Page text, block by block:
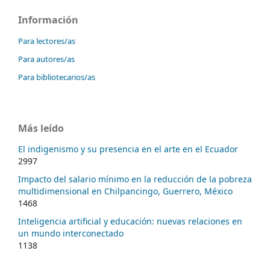
Información
Para lectores/as
Para autores/as
Para bibliotecarios/as
Más leído
El indigenismo y su presencia en el arte en el Ecuador
2997
Impacto del salario mínimo en la reducción de la pobreza
multidimensional en Chilpancingo, Guerrero, México
1468
Inteligencia artificial y educación: nuevas relaciones en
un mundo interconectado
1138